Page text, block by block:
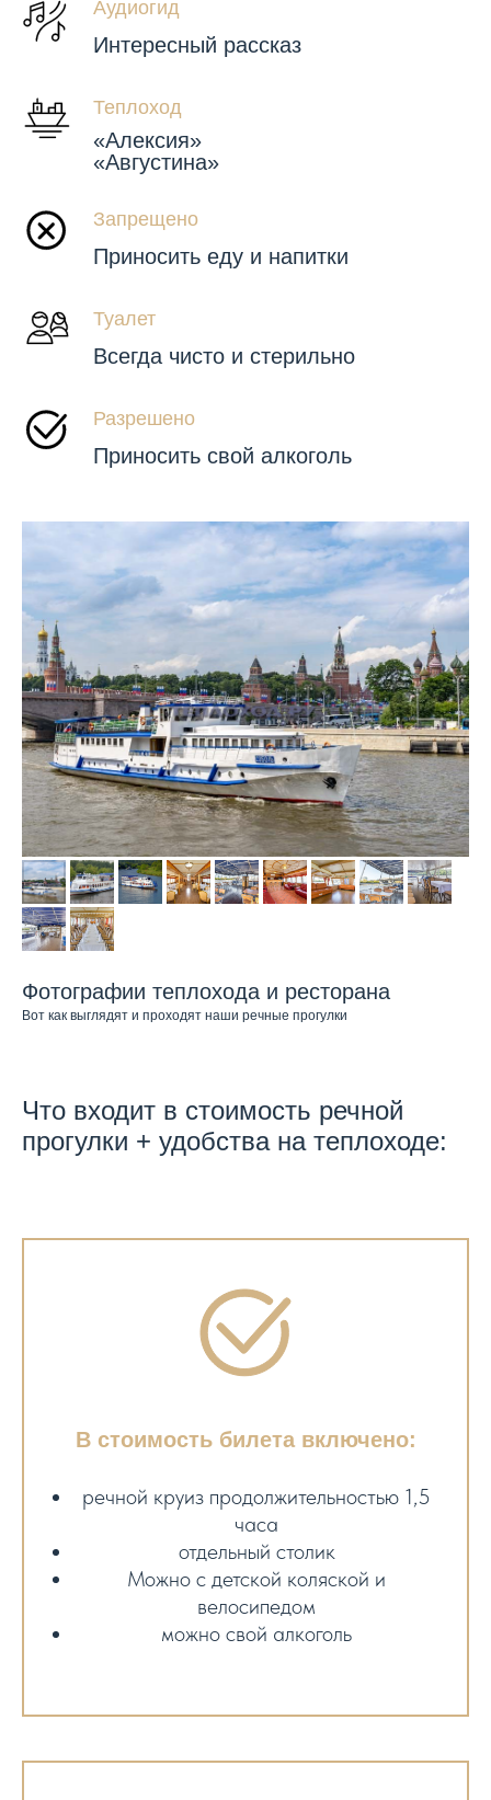
Аудиогид
Интересный рассказ
Теплоход
«Алексия»
«Августина»
Запрещено
Приносить еду и напитки
Туалет
Всегда чисто и стерильно
Разрешено
Приносить свой алкоголь
Фотографии теплохода и ресторана
Вот как выглядят и проходят наши речные прогулки
Что входит в стоимость речной
прогулки + удобства на теплоходе:
В стоимость билета включено:
речной круиз продолжительностью 1,5
часа
отдельный столик
Можно с детской коляской и
велосипедом
можно свой алкоголь